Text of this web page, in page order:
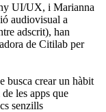
UI/UX, i Marianna
audiovisual a
adscrit), han
de Citilab per
busca crear un hàbit
les apps que
senzills